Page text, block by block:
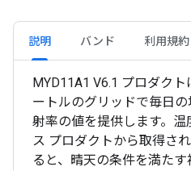
説明 バンド 利用規約
MYD11A1 V6.1 プロダク
ートルのグリッドで毎日
射率の値を提供します。温
ス プロダクトから取得さ
ると、晴天の条件を満た